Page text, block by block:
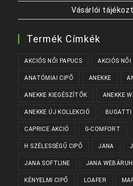
Vásárlói
Termék Címkék
AKCIÓS NŐI PAPUCS AKCIÓS NŐI
ANATÓMIAI CIPŐ ANEKKE
ANEKKE KIEGÉSZÍTŐK ANEKKE
ANEKKE ÚJ KOLLEKCIÓ BUGATTI
CAPRICE AKCIÓ G-COMFORT
H SZÉLESSÉGŰ CIPŐ JANA
JANA SOFTLINE JANA
KÉNYELMI CIPŐ LOAFER